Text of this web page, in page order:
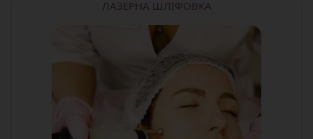
ЛАЗЕРНА ШЛІФОВКА